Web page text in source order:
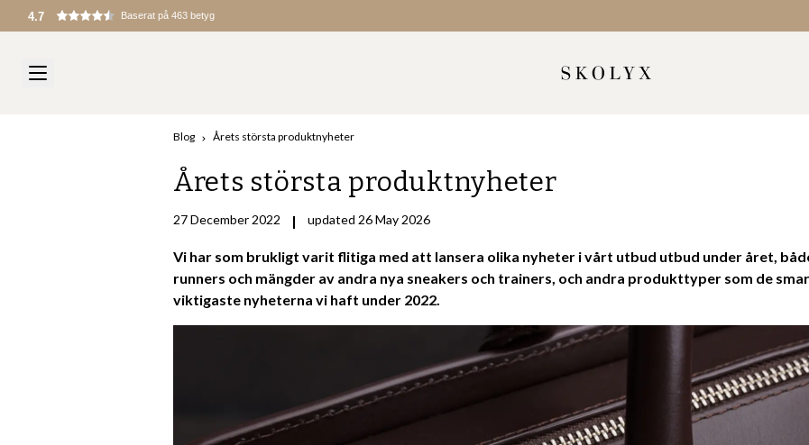
4.7 Baserat på 463 betyg
Blog Årets största produktnyheter
Årets största produktnyheter
27 December 2022 | updated 26 May 2026
Vi har som brukligt varit flitiga med att lansera olika nyheter i vårt utbud utbud under året,
runners och mängder av andra nya sneakers och trainers, och andra produkttyper som de
viktigaste nyheterna vi haft under 2022.